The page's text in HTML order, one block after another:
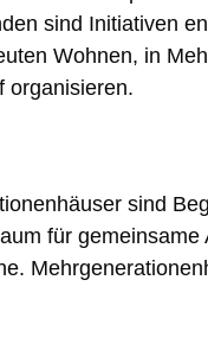
sind Initiativen
Wohnen, in
organisieren.
sind
für